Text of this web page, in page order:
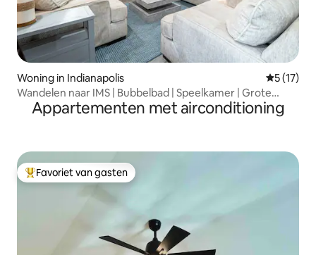
Woning in Indianapolis
5 (17)
Wandelen naar IMS | Bubbelbad | Speelkamer | Grote
achtertuin
Appartementen met airconditioning
Topfavoriet van gasten
Favoriet van gasten